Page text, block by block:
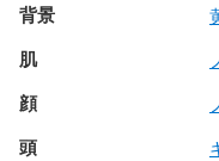
背景
肌
顔
頭